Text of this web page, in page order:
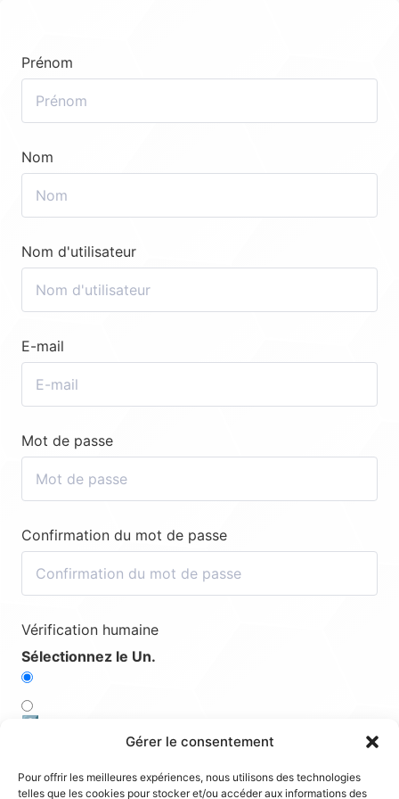
Gérer le consentement
Pour offrir les meilleures expériences, nous utilisons des technologies
telles que les cookies pour stocker et/ou accéder aux informations des
Prénom
Nom
Nom d'utilisateur
E-mail
Mot de passe
Confirmation du mot de passe
Vérification humaine
Sélectionnez le Un.
3️⃣